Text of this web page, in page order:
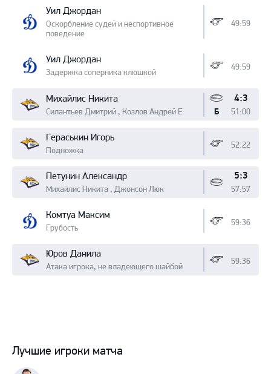
Уил Джордан
Оскорбление судей и неспортивное
поведение
49:59
Уил Джордан
Задержка соперника клюшкой
49:59
Михайлис Никита
Силантьев Дмитрий , Козлов Андрей Е
4:3
51:00
Б
Гераськин Игорь
Подножка
52:22
Петунин Александр
Михайлис Никита , Джонсон Люк
5:3
57:57
Комтуа Максим
Грубость
59:36
Юров Данила
Атака игрока, не владеющего шайбой
59:36
Лучшие игроки матча